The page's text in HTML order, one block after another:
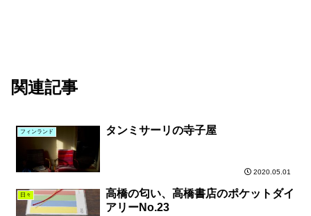
関連記事
フィンランド タンミサーリの寺子屋
2020.05.01
日々
高橋の匂い、高橋書店のポケットダイ
アリーNo.23